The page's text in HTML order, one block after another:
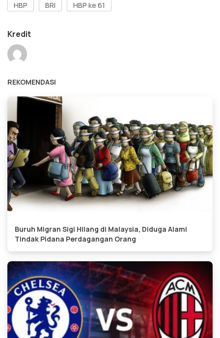
HBP
BRI HBP ke 61
Kredit
REKOMENDASI
Buruh Migran Sigi Hilang di Malaysia, Diduga Alami
Tindak Pidana Perdagangan Orang